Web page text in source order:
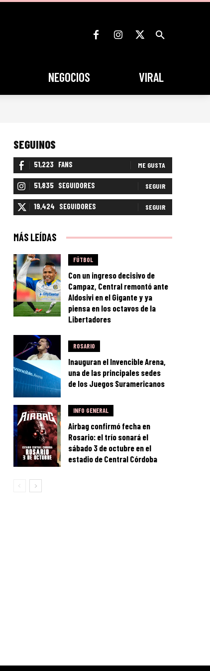
NEGOCIOS VIRAL
SEGUINOS
51,223 FANS ME GUSTA
51,835 SEGUIDORES SEGUIR
19,424 SEGUIDORES SEGUIR
MÁS LEÍDAS
FÚTBOL
Con un ingreso decisivo de
Campaz, Central remontó ante
Aldosivi en el Gigante y ya
piensa en los octavos de la
Libertadores
ROSARIO
Inauguran el Invencible Arena,
una de las principales sedes
de los Juegos Suramericanos
INFO GENERAL
Airbag confirmó fecha en
Rosario: el trío sonará el
sábado 3 de octubre en el
estadio de Central Córdoba